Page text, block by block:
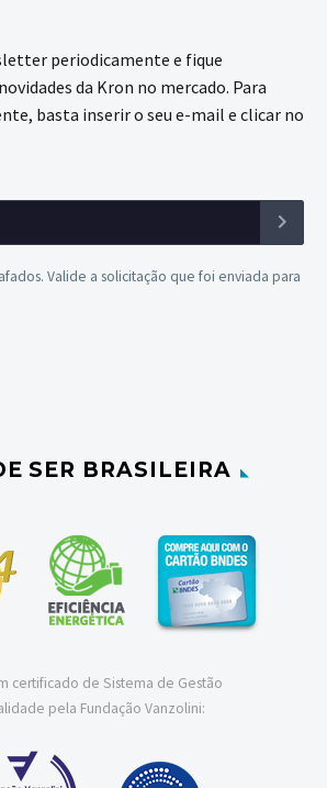
periodicamente e fique
da Kron no mercado. Para
basta inserir o seu e-mail e clicar no
Valide a solicitação que foi enviada para
SER BRASILEIRA
certificado de Sistema de Gestão
pela Fundação Vanzolini: